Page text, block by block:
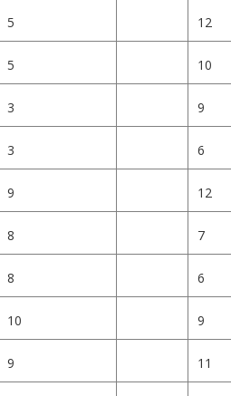
5 12
5 10
3 9
3 6
9 12
8 7
8 6
10 9
9 11